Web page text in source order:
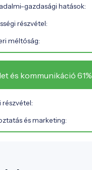
gazdasági hatások:
részvétel:
méltóság:
és kommunikáció 61%
részvétel:
és marketing: